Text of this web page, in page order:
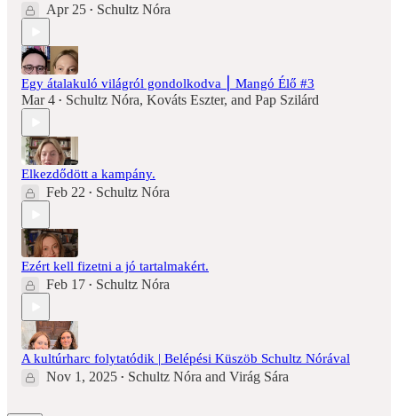
Apr 25 • Schultz Nóra
Egy átalakuló világról gondolkodva ⎮ Mangó Élő #3
Mar 4 • Schultz Nóra, Kováts Eszter, and Pap Szilárd
Elkezdődött a kampány.
Feb 22 • Schultz Nóra
Ezért kell fizetni a jó tartalmakért.
Feb 17 • Schultz Nóra
A kultúrharc folytatódik | Belépési Küszöb Schultz Nórával
Nov 1, 2025 • Schultz Nóra and Virág Sára